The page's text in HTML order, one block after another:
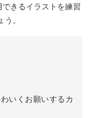
34:53
きるイラストを練習
。
いくお願いするカ